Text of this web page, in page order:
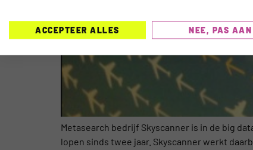
Metasearch bedrijf Skyscanner is in de big
lopen sinds twee jaar. Skyscanner werkt
ACCEPTEER ALLES NEE, PAS AAN